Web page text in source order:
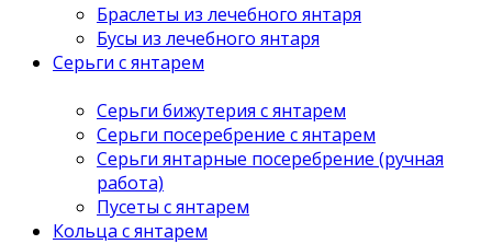
Браслеты из лечебного янтаря
Бусы из лечебного янтаря
Серьги с янтарем
Серьги бижутерия с янтарем
Серьги посеребрение с янтарем
Серьги янтарные посеребрение (ручная
работа)
Пусеты с янтарем
Кольца с янтарем